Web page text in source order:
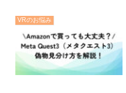
VRのお悩み